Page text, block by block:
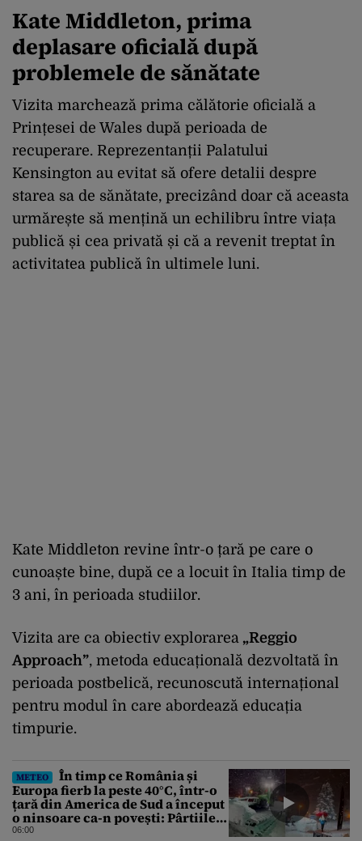
Kate Middleton, prima
deplasare oficială după
problemele de sănătate
Vizita marchează prima călătorie oficială a
Prințesei de Wales după perioada de
recuperare. Reprezentanții Palatului
Kensington au evitat să ofere detalii despre
starea sa de sănătate, precizând doar că aceasta
urmărește să mențină un echilibru între viața
publică și cea privată și că a revenit treptat în
activitatea publică în ultimele luni.
Kate Middleton revine într-o țară pe care o
cunoaște bine, după ce a locuit în Italia timp de
3 ani, în perioada studiilor.
Vizita are ca obiectiv explorarea „Reggio
Approach”, metoda educațională dezvoltată în
perioada postbelică, recunoscută internațional
pentru modul în care abordează educația
timpurie.
METEO
În timp ce România și
Europa fierb la peste 40°C, într-o
țară din America de Sud a început
o ninsoare ca-n povești: Pârtiile
s-au umplut de schiori
06:00